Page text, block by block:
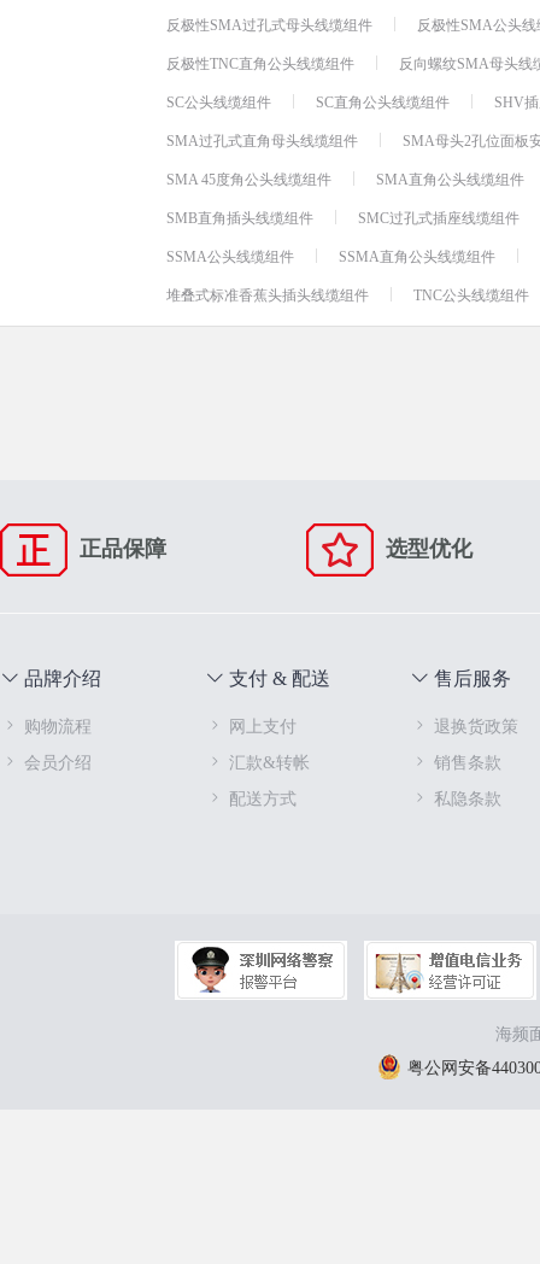
反极性SMA过孔式母头线缆组件
反极性SMA公头
反极性TNC直角公头线缆组件
反向螺纹SMA母头线
SC公头线缆组件
SC直角公头线缆组件
SHV
SMA过孔式直角母头线缆组件
SMA母头2孔位面板
SMA 45度角公头线缆组件
SMA直角公头线缆组件
SMB直角插头线缆组件
SMC过孔式插座线缆组件
SSMA公头线缆组件
SSMA直角公头线缆组件
堆叠式标准香蕉头插头线缆组件
TNC公头线缆组件
正品保障 选型优化
品牌介绍
购物流程
会员介绍
支付 & 配送
网上支付
汇款&转帐
配送方式
售后服务
退换货政策
销售条款
私隐条款
海频
粤公网安备